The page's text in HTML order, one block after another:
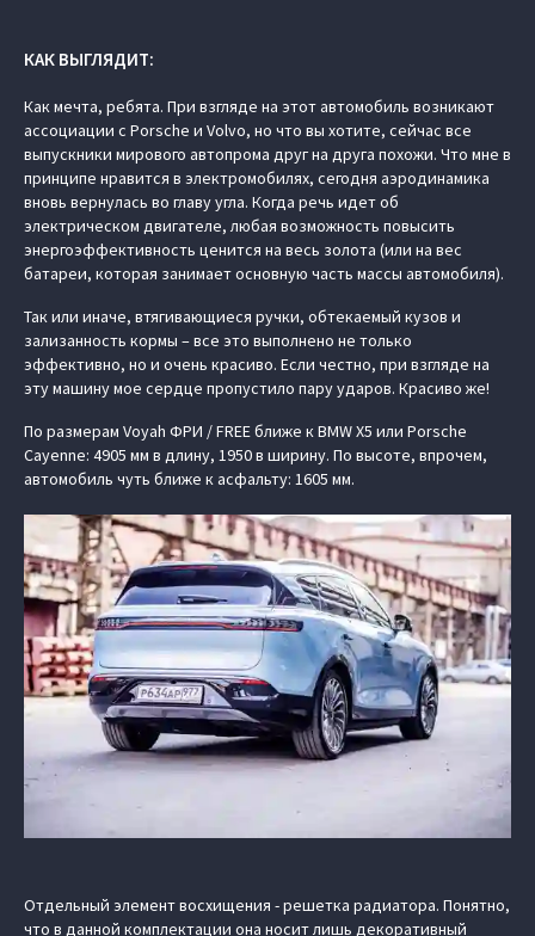
КАК ВЫГЛЯДИТ:
Как мечта, ребята. При взгляде на этот автомобиль возникают
ассоциации с Porsche и Volvo, но что вы хотите, сейчас все
выпускники мирового автопрома друг на друга похожи. Что мне в
принципе нравится в электромобилях, сегодня аэродинамика
вновь вернулась во главу угла. Когда речь идет об
электрическом двигателе, любая возможность повысить
энергоэффективность ценится на весь золота (или на вес
батареи, которая занимает основную часть массы автомобиля).
Так или иначе, втягивающиеся ручки, обтекаемый кузов и
зализанность кормы – все это выполнено не только
эффективно, но и очень красиво. Если честно, при взгляде на
эту машину мое сердце пропустило пару ударов. Красиво же!
По размерам Voyah ФРИ / FREE ближе к BMW X5 или Porsche
Cayenne: 4905 мм в длину, 1950 в ширину. По высоте, впрочем,
автомобиль чуть ближе к асфальту: 1605 мм.
Отдельный элемент восхищения - решетка радиатора. Понятно,
что в данной комплектации она носит лишь декоративный